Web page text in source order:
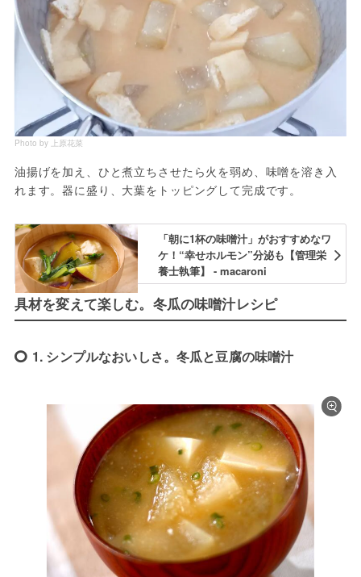
Photo by 上原花菜
油揚げを加え、ひと煮立ちさせたら火を弱め、味噌を溶き入
れます。器に盛り、大葉をトッピングして完成です。
「朝に1杯の味噌汁」がおすすめなワ
ケ！“幸せホルモン”分泌も【管理栄
養士執筆】 - macaroni
具材を変えて楽しむ。冬瓜の味噌汁レシピ
1. シンプルなおいしさ。冬瓜と豆腐の味噌汁